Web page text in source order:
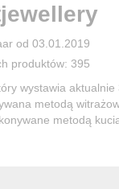
od 03.01.2019
produktów: 395
wystawia
metodą
metodą